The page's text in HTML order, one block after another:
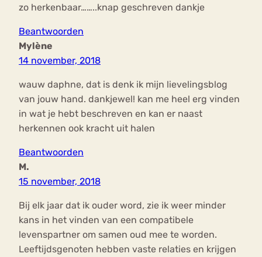
zo herkenbaar……..knap geschreven dankje
Beantwoorden
Mylène
14 november, 2018
wauw daphne, dat is denk ik mijn lievelingsblog
van jouw hand. dankjewel! kan me heel erg vinden
in wat je hebt beschreven en kan er naast
herkennen ook kracht uit halen
Beantwoorden
M.
15 november, 2018
Bij elk jaar dat ik ouder word, zie ik weer minder
kans in het vinden van een compatibele
levenspartner om samen oud mee te worden.
Leeftijdsgenoten hebben vaste relaties en krijgen